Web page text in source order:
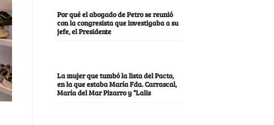
Por qué el abogado de Petro se reunió
con la congresista que investigaba a su
jefe, el Presidente
La mujer que tumbó la lista del Pacto,
en la que estaba María Fda. Carrascal,
María del Mar Pizarro y “Lalis